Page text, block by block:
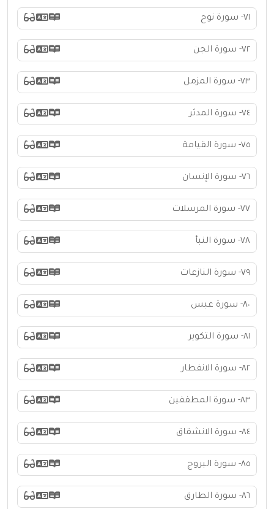
٧١- سورة نوح
٧٢- سورة الجن
٧٣- سورة المزمل
٧٤- سورة المدثر
٧٥- سورة القيامة
٧٦- سورة الإنسان
٧٧- سورة المرسلات
٧٨- سورة النبأ
٧٩- سورة النازعات
٨٠- سورة عبس
٨١- سورة التكوير
٨٢- سورة الانفطار
٨٣- سورة المطففين
٨٤- سورة الانشقاق
٨٥- سورة البروج
٨٦- سورة الطارق